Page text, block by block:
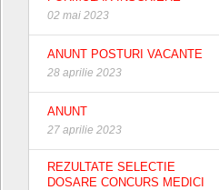
02 mai 2023
ANUNT POSTURI VACANTE
28 aprilie 2023
ANUNT
27 aprilie 2023
REZULTATE SELECTIE
DOSARE CONCURS MEDICI